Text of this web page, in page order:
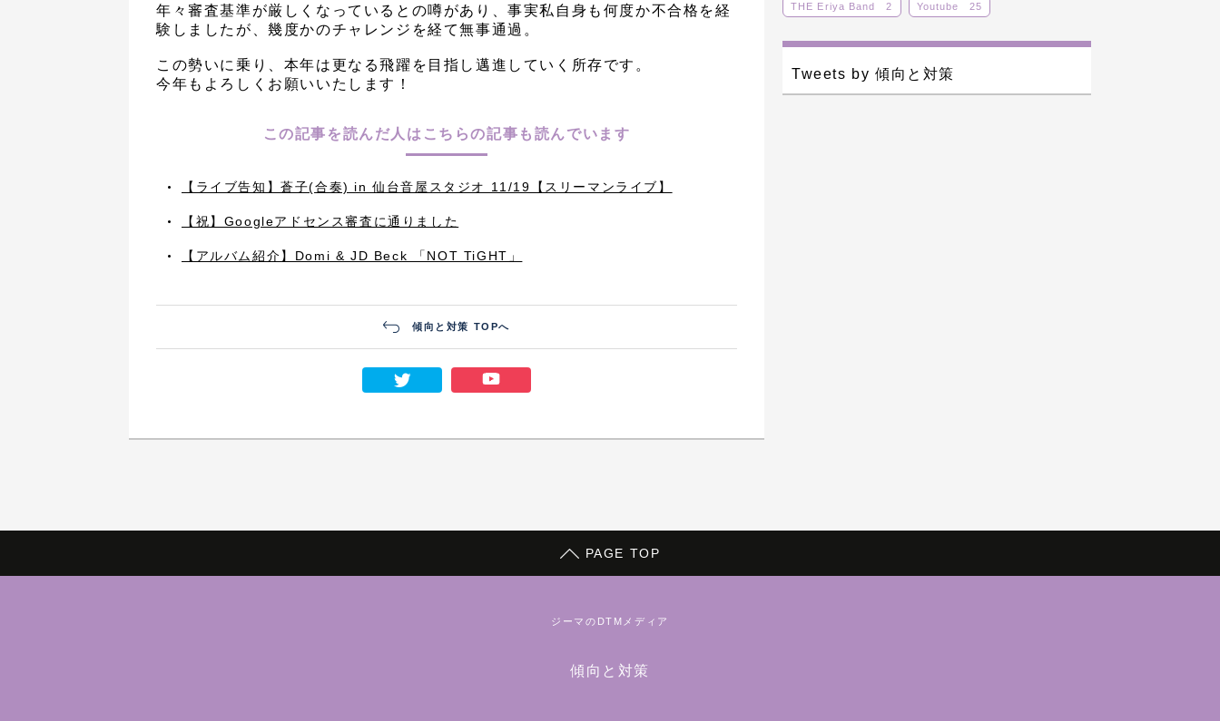
年々審査基準が厳しくなっているとの噂があり、事実私自身も何度か不合格を経
験しましたが、幾度かのチャレンジを経て無事通過。
この勢いに乗り、本年は更なる飛躍を目指し邁進していく所存です。
今年もよろしくお願いいたします！
この記事を読んだ人はこちらの記事も読んでいます
【ライブ告知】蒼子(合奏) in 仙台音屋スタジオ 11/19【スリーマンライブ】
【祝】Googleアドセンス審査に通りました
【アルバム紹介】Domi & JD Beck 「NOT TiGHT」
傾向と対策 TOPへ
THE Eriya Band 2 Youtube 25
ライブ
動画 29 蒼子バンド 9
Tweets by 傾向と対策
PAGE TOP
ジーマのDTMメディア
傾向と対策